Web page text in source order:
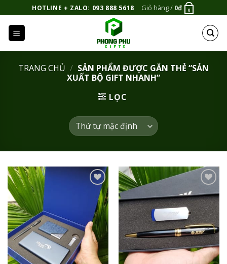
qua
dung
HOTLINE + ZALO: 093 888 5618 Giỏ hàng / 0₫ 0
TRANG CHỦ / SẢN PHẨM ĐƯỢC GẮN THẺ “SẢN
XUẤT BỘ GIFT NHANH”
LỌC
Add to
Wishlist
Add to
Wishlist